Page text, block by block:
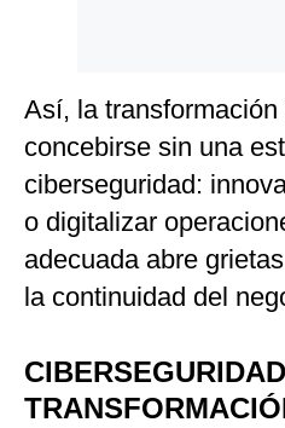
Así, la
concebirse sin una
ciberseguridad:
o digitalizar
adecuada abre
la continuidad del